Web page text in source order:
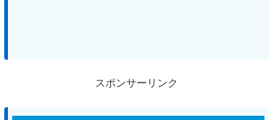
スポンサーリンク